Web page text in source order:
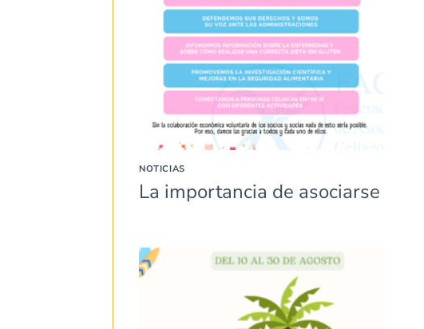
NOTICIAS
La importancia de asociarse